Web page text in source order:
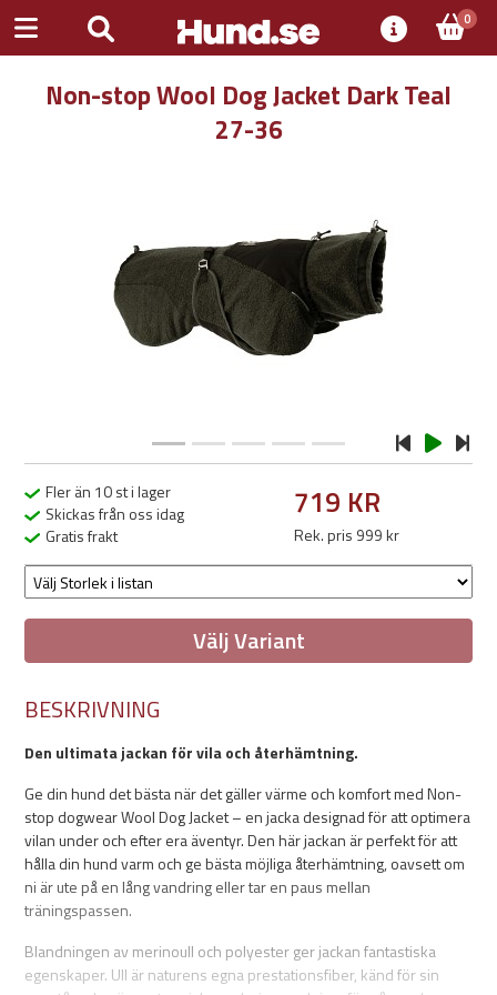
0
Non-stop Wool Dog Jacket Dark Teal
27-36
Previous
Fler än 10 st i lager
Skickas från oss idag
Gratis frakt
719 KR
Rek. pris 999 kr
Välj Variant
BESKRIVNING
Den ultimata jackan för vila och återhämtning.
Ge din hund det bästa när det gäller värme och komfort med Non-
stop dogwear Wool Dog Jacket – en jacka designad för att optimera
vilan under och efter era äventyr. Den här jackan är perfekt för att
hålla din hund varm och ge bästa möjliga återhämtning, oavsett om
ni är ute på en lång vandring eller tar en paus mellan
träningspassen.
Blandningen av merinoull och polyester ger jackan fantastiska
egenskaper. Ull är naturens egna prestationsfiber, känd för sin